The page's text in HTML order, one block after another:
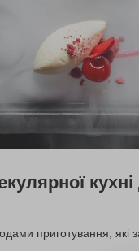
приготування, які